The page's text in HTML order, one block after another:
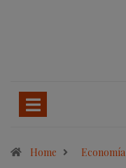
Home Economía